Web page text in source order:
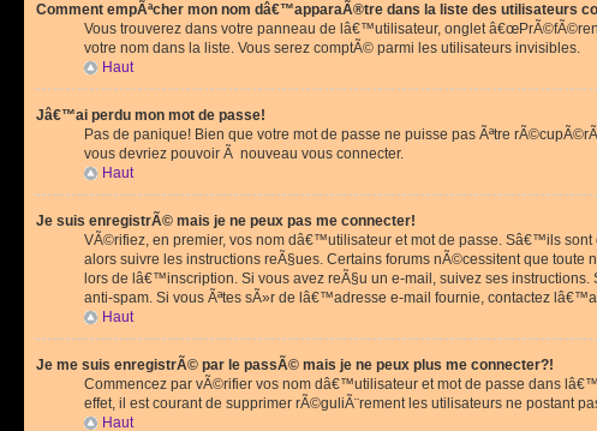
Comment empÃªcher mon nom dâ€™apparaÃ®tre dans la liste des utilisateurs
Vous trouverez dans votre panneau de lâ€™utilisateur, onglet
votre nom dans la liste. Vous serez comptÃ© parmi les utilisateurs invisibles.
Haut
Jâ€™ai perdu mon mot de passe!
Pas de panique! Bien que votre mot de passe ne puisse pas Ãªtre
vous devriez pouvoir Ã nouveau vous connecter.
Haut
Je suis enregistrÃ© mais je ne peux pas me connecter!
VÃ©rifiez, en premier, vos nom dâ€™utilisateur et mot de passe. Sâ€™ils
alors suivre les instructions reÃ§ues. Certains forums nÃ©cessitent que
lors de lâ€™inscription. Si vous avez reÃ§u un e-mail, suivez ses
anti-spam. Si vous Ãªtes sÃ»r de lâ€™adresse e-mail fournie, contactez
Haut
Je me suis enregistrÃ© par le passÃ© mais je ne peux plus me connecter?!
Commencez par vÃ©rifier vos nom dâ€™utilisateur et mot de passe dans
effet, il est courant de supprimer rÃ©guliÃ¨rement les utilisateurs ne postant
Haut